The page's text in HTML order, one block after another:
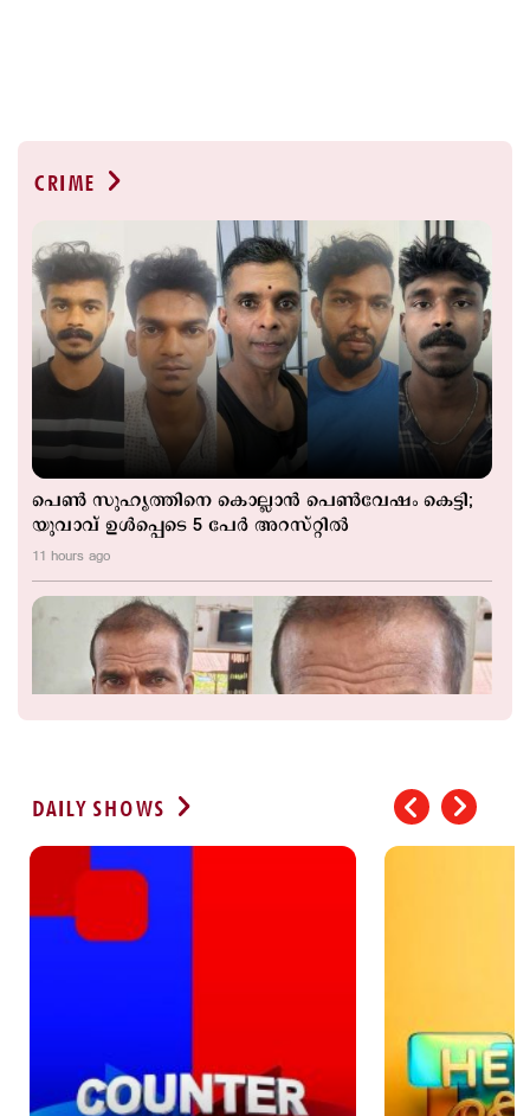
CRIME
പെൺ സുഹൃത്തിനെ കൊല്ലാൻ പെൺവേഷം കെട്ടി;
യുവാവ് ഉൾപ്പെടെ 5 പേർ അറസ്റ്റിൽ
11 hours ago
‘വിഷം തന്നാൽ കുടിക്കാമോ?’; മദ്യലഹരിയില്‍
അമ്മയുടെ കഴുത്ത് ഞെരിച്ച് മകന്‍; ക്രൂരം
11 hours ago
DAILY SHOWS